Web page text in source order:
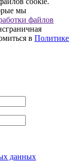
мы
файлов
в Политике
данных